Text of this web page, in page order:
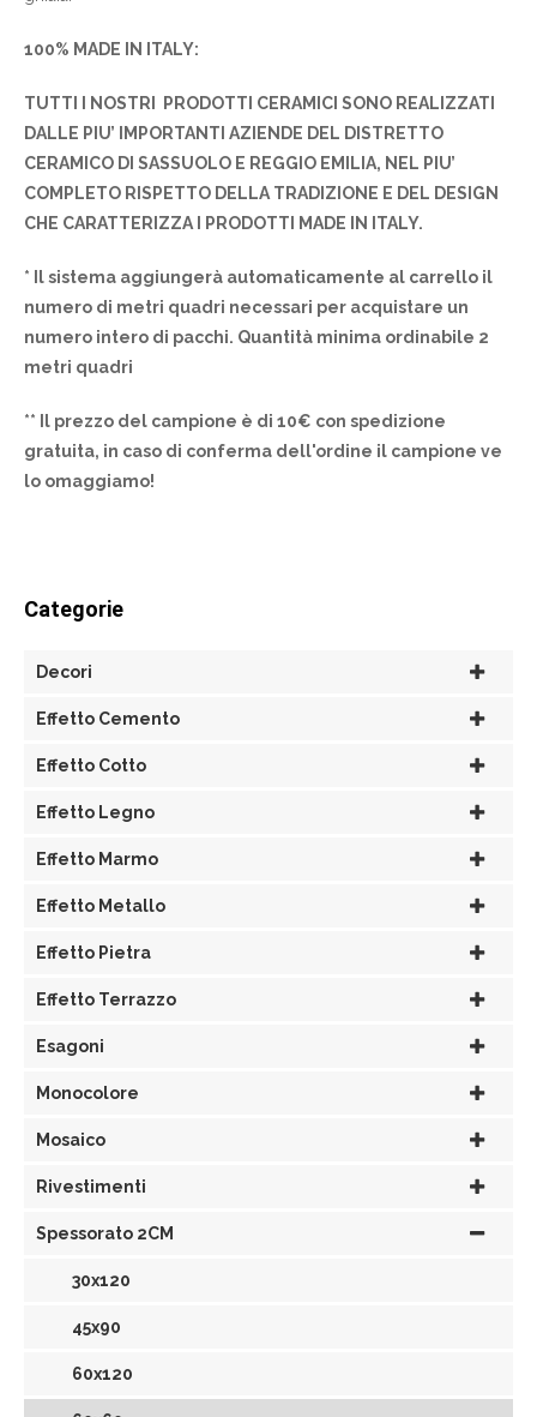
100% MADE IN ITALY:
TUTTI I NOSTRI PRODOTTI CERAMICI SONO REALIZZATI
DALLE PIU’ IMPORTANTI AZIENDE DEL DISTRETTO
CERAMICO DI SASSUOLO E REGGIO EMILIA, NEL PIU’
COMPLETO RISPETTO DELLA TRADIZIONE E DEL DESIGN
CHE CARATTERIZZA I PRODOTTI MADE IN ITALY.
* Il sistema aggiungerà automaticamente al carrello il
numero di metri quadri necessari per acquistare un
numero intero di pacchi. Quantità minima ordinabile 2
metri quadri
** Il prezzo del campione è di 10€ con spedizione
gratuita, in caso di conferma dell'ordine il campione ve
lo omaggiamo!
Categorie
Decori
Effetto Cemento
Effetto Cotto
Effetto Legno
Effetto Marmo
Effetto Metallo
Effetto Pietra
Effetto Terrazzo
Esagoni
Monocolore
Mosaico
Rivestimenti
Spessorato 2CM
30x120
45x90
60x120